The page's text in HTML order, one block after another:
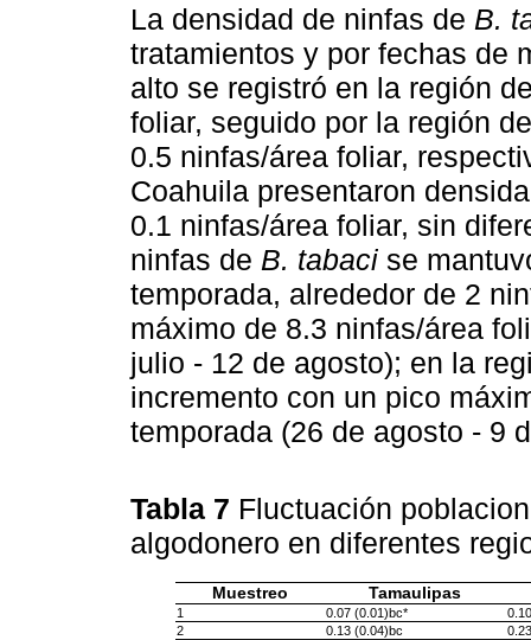
La densidad de ninfas de B.
tratamientos y por fechas de
alto se registró en la región
foliar, seguido por la región
0.5 ninfas/área foliar,
Coahuila presentaron
0.1 ninfas/área foliar, sin
ninfas de B. tabaci se
temporada, alrededor de 2
máximo de 8.3 ninfas/área
julio - 12 de agosto); en la
incremento con un pico
temporada (26 de agosto - 9
Tabla 7 Fluctuación
algodonero en diferentes
Muestreo Tamaulipas
1 0.07 (0.01)bc*
2
0.13 (0.04)bc